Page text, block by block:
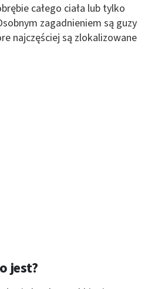
całego ciała lub tylko
zagadnieniem są guzy
najczęściej są zlokalizowane
jest?